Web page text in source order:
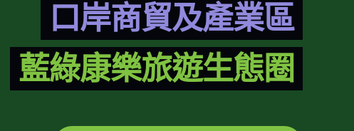
口岸商貿及產業區
藍綠康樂旅遊生態圈